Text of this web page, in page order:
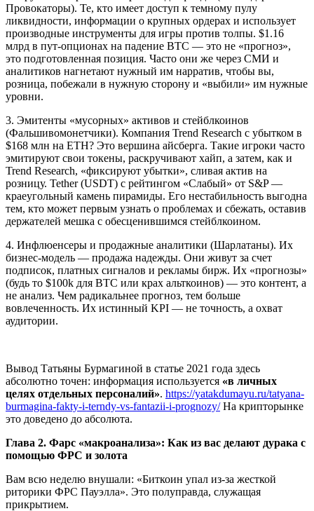
Провокаторы). Те, кто имеет доступ к темному пулу
ликвидности, информации о крупных ордерах и использует
производные инструменты для игры против толпы. $1.16
млрд в пут-опционах на падение BTC — это не «прогноз»,
это подготовленная позиция. Часто они же через СМИ и
аналитиков нагнетают нужный им нарратив, чтобы вы,
розница, побежали в нужную сторону и «выбили» им нужные
уровни.
3. Эмитенты «мусорных» активов и стейблкоинов
(Фальшивомонетчики). Компания Trend Research с убытком в
$168 млн на ETH? Это вершина айсберга. Такие игроки часто
эмитируют свои токены, раскручивают хайп, а затем, как и
Trend Research, «фиксируют убытки», сливая актив на
розницу. Tether (USDT) с рейтингом «Слабый» от S&P —
краеугольный камень пирамиды. Его нестабильность выгодна
тем, кто может первым узнать о проблемах и сбежать, оставив
держателей мешка с обесценившимся стейблкоином.
4. Инфлюенсеры и продажные аналитики (Шарлатаны). Их
бизнес-модель — продажа надежды. Они живут за счет
подписок, платных сигналов и рекламы бирж. Их «прогнозы»
(будь то $100k для BTC или крах альткоинов) — это контент, а
не анализ. Чем радикальнее прогноз, тем больше
вовлеченность. Их истинный KPI — не точность, а охват
аудитории.
Вывод Татьяны Бурмагиной в статье 2021 года здесь
абсолютно точен: информация используется «в личных
целях отдельных персоналий». https://yatakdumayu.ru/tatyana-
burmagina-fakty-i-terndy-vs-fantazii-i-prognozy/На крипторынке
это доведено до абсолюта.
Глава 2. Фарс «макроанализа»: Как из вас делают дурака с
помощью ФРС и золота
Вам всю неделю внушали: «Биткоин упал из-за жесткой
риторики ФРС Пауэлла». Это полуправда, служащая
прикрытием.